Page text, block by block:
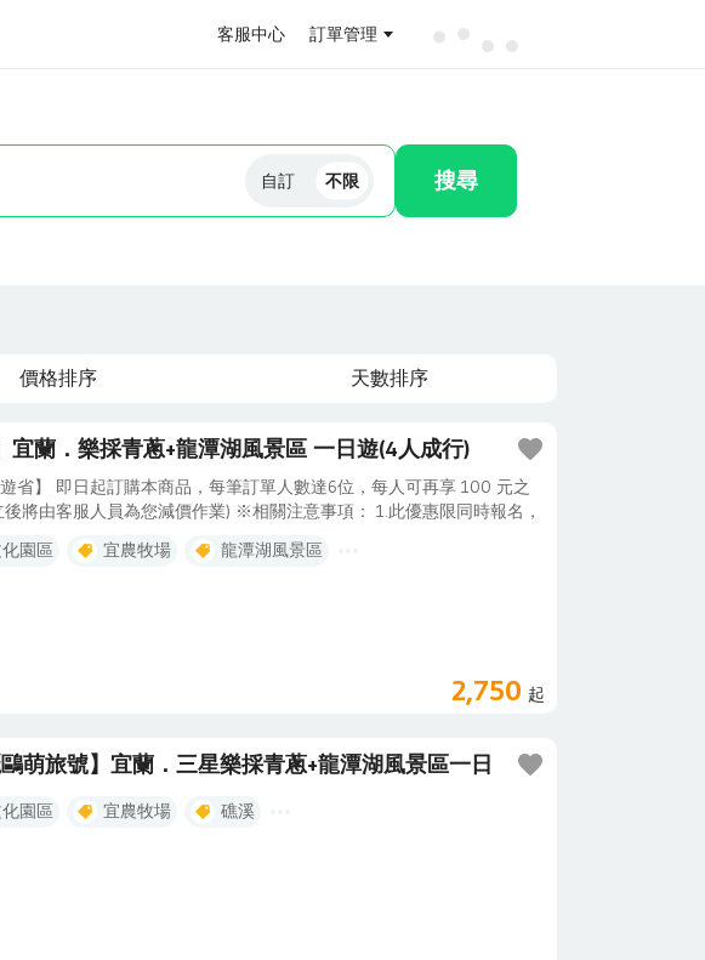
客服中心 訂單管理
自訂 不限 搜尋
價格排序 天數排序
宜蘭．樂採青蔥+龍潭湖風景區 一日遊(4人成行)
省】 即日起訂購本商品，每筆訂單人數達6位，每人可再享 100 元之
將由客服人員為您減價作業) ※相關注意事項： 1.此優惠限同時報名，
園區 宜農牧場
龍潭湖風景區
2,750 起
鷗萌旅號】宜蘭．三星樂採青蔥+龍潭湖風景區一日
園區 宜農牧場
礁溪